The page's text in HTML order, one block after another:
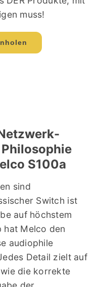
muss!
S100 zum
habe.
Preis – wir
High-End-
Eine digitale
gesamten Test
S100a
sind
Switch ist
auf höchstem
hat Melco den
audiophile
Detail zielt auf
die korrekte